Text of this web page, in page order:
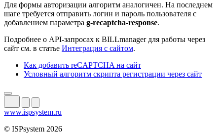
Для формы авторизации алгоритм аналогичен. На последнем
шаге требуется отправить логин и пароль пользователя с
добавлением параметра g-recaptcha-response.
Подробнее о API-запросах к BILLmanager для работы через
сайт см. в статье Интеграция с сайтом.
Как добавить reCAPTCHA на сайт
Условный алгоритм скрипта регистрации через сайт
www.ispsystem.ru
© ISPsystem 2026